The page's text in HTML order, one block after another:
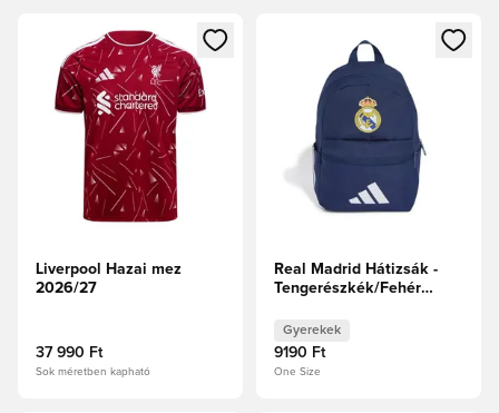
Megnyit egy modált a bejelentkezéshez vagy a tagként
Liverpool Hazai mez
2026/27
37 990 Ft
Sok méretben kapható
Megnyit egy modált a
Real Madrid Hátizsák -
Tengerészkék/Fehér
Gyerekek
9190 Ft
One Size